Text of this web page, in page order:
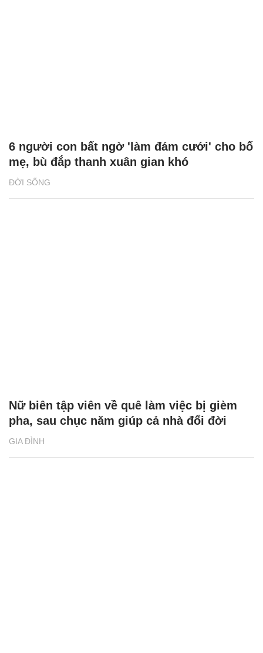
ĐỜI SỐNG
6 người con bất ngờ 'làm đám cưới' cho bố
mẹ, bù đắp thanh xuân gian khó
GIA ĐÌNH
Nữ biên tập viên về quê làm việc bị gièm
pha, sau chục năm giúp cả nhà đổi đời